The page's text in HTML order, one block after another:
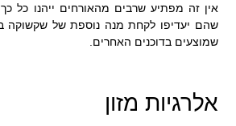
אין זה מפתיע שרבים מהאורחים ייהנו כל
שהם יעדיפו לקחת מנה נוספת של שקשוקה
שמוצעים בדוכנים האחרים.
אלרגיות מזון